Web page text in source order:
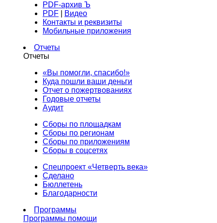
PDF-архив Ъ
PDF
Видео
Контакты и реквизиты
Мобильные приложения
Отчеты
Отчеты
«Вы помогли, спасибо!»
Куда пошли ваши деньги
Отчет о пожертвованиях
Годовые отчеты
Аудит
Сборы по площадкам
Сборы по регионам
Сборы по приложениям
Сборы в соцсетях
Спецпроект «Четверть века»
Сделано
Бюллетень
Благодарности
Программы
Программы помощи